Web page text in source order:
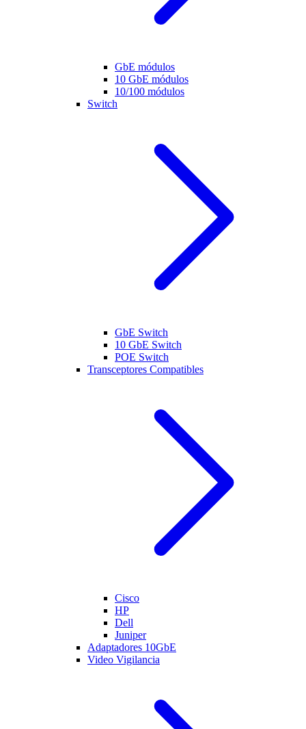
GbE módulos
10 GbE módulos
10/100 módulos
Switch
GbE Switch
10 GbE Switch
POE Switch
Transceptores Compatibles
Cisco
HP
Dell
Juniper
Adaptadores 10GbE
Video Vigilancia